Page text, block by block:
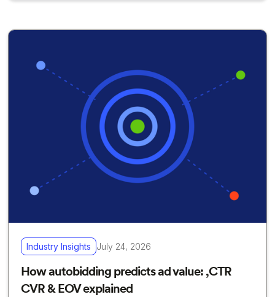
Industry Insights July 24, 2026
How autobidding predicts ad value: ,CTR
CVR & EOV explained